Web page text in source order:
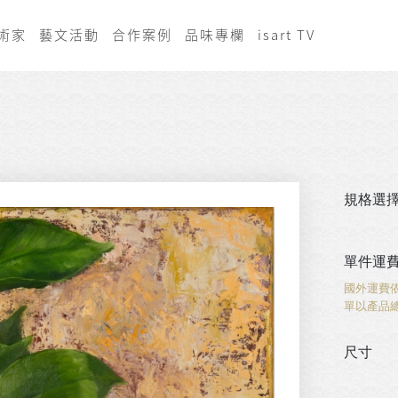
家 藝文活動 合作案例 品味專欄 isart TV
規格選
單件運
國外運費
單以產品
尺寸